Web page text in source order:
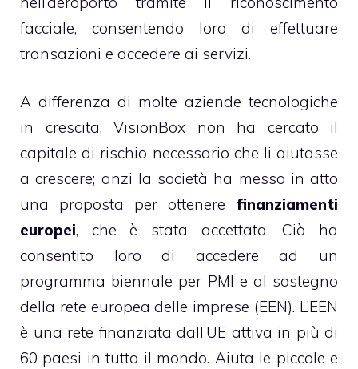
facciale, consentendo loro di effettuare
transazioni e accedere ai servizi.
A differenza di molte aziende tecnologiche
in crescita, VisionBox non ha cercato il
capitale di rischio necessario che li aiutasse
a crescere; anzi la società ha messo in atto
una proposta per ottenere finanziamenti
europei, che è stata accettata. Ciò ha
consentito loro di accedere ad un
programma biennale per PMI e al sostegno
della rete europea delle imprese (EEN). L’EEN
è una rete finanziata dall’UE attiva in più di
60 paesi in tutto il mondo. Aiuta le piccole e